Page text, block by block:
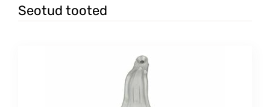
Seotud tooted